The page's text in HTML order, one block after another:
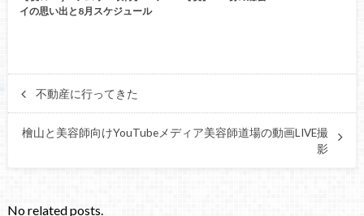
イの思い出と8月スケジュール
不動産に行ってきた
檜山と美容師向けYouTubeメディア美容師道場の動画LIVE撮
影
No related posts.